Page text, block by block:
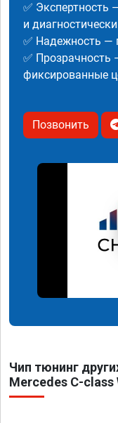
✅
и
✅ Надежность —
✅ Прозрачность
фиксированные
Позвонить
Чип тюнинг
Mercedes C-class